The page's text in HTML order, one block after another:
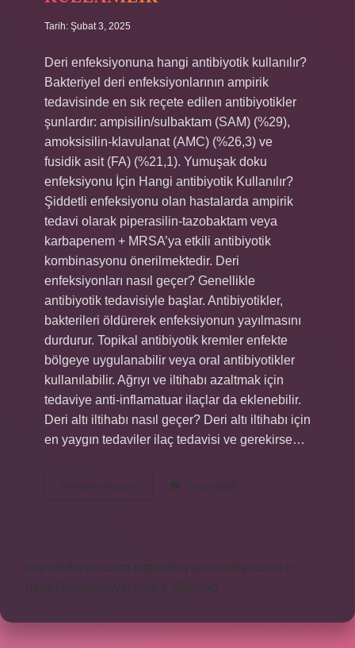
Tarih: Şubat 3, 2025
Deri enfeksiyonuna hangi antibiyotik kullanılır?
Bakteriyel deri enfeksiyonlarının ampirik
tedavisinde en sık reçete edilen antibiyotikler
şunlardır: ampisilin/sulbaktam (SAM) (%29),
amoksisilin-klavulanat (AMC) (%26,3) ve
fusidik asit (FA) (%21,1). Yumuşak doku
enfeksiyonu İçin Hangi antibiyotik Kullanılır?
Şiddetli enfeksiyonu olan hastalarda ampirik
tedavi olarak piperasilin-tazobaktam veya
karbapenem + MRSA’ya etkili antibiyotik
kombinasyonu önerilmektedir. Deri
enfeksiyonları nasıl geçer? Genellikle
antibiyotik tedavisiyle başlar. Antibiyotikler,
bakterileri öldürerek enfeksiyonun yayılmasını
durdurur. Topikal antibiyotik kremler enfekte
bölgeye uygulanabilir veya oral antibiyotikler
kullanılabilir. Ağrıyı ve iltihabı azaltmak için
tedaviye anti-inflamatuar ilaçlar da eklenebilir.
Deri altı iltihabı nasıl geçer? Deri altı iltihabı için
en yaygın tedaviler ilaç tedavisi ve gerekirse…
Devamını okuyun
Enfeksiyonu
Yorum Bırak
https://obirsite.com
https://beysanmobilya.com.tr
https://bastdebriyaj.com.tr
Sitemap